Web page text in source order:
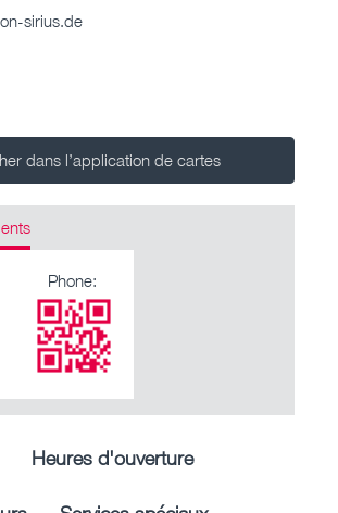
sirius.de
dans l’application de cartes
Phone:
Heures d'ouverture